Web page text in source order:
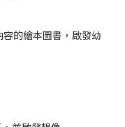
的繪本圖書，啟發幼